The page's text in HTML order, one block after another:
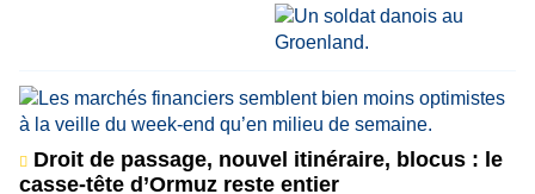
Droit de passage, nouvel itinéraire, blocus : le
casse-tête d’Ormuz reste entier